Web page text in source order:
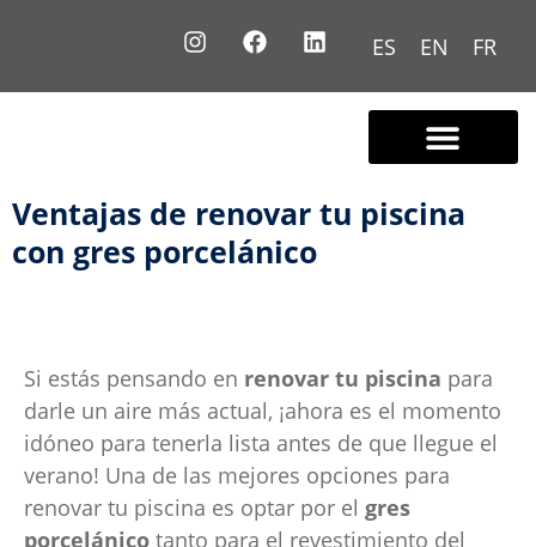
ES EN FR
Ventajas de renovar tu piscina
con gres porcelánico
Si estás pensando en renovar tu piscina para
darle un aire más actual, ¡ahora es el momento
idóneo para tenerla lista antes de que llegue el
verano! Una de las mejores opciones para
renovar tu piscina es optar por el gres
porcelánico tanto para el revestimiento del